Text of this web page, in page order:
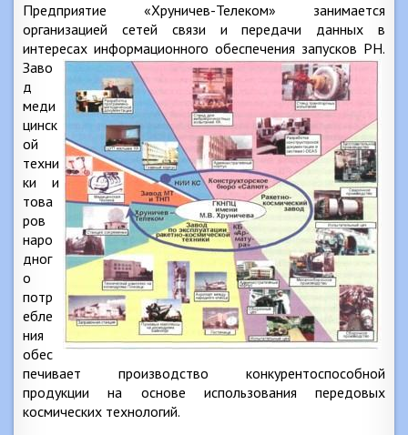
Предприятие «Хруничев-Телеком» занимается
организацией сетей связи и передачи данных в
интересах информационного обеспечения запусков РН.
Заво
д
меди
цинск
ой
техни
ки и
това
ров
наро
дног
о
потр
ебле
ния
обес
печивает производство конкурентоспособной
продукции на основе использования передовых
космических технологий.